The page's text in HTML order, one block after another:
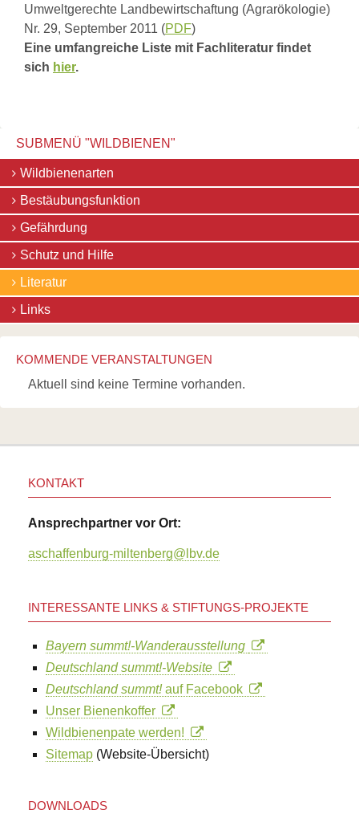
Umweltgerechte Landbewirtschaftung (Agrarökologie)
Nr. 29, September 2011 (PDF)
Eine umfangreiche Liste mit Fachliteratur findet
sich hier.
SUBMENÜ "WILDBIENEN"
Navigation
überspringen
Wildbienenarten
Bestäubungsfunktion
Gefährdung
Schutz und Hilfe
Literatur
Links
KOMMENDE VERANSTALTUNGEN
Aktuell sind keine Termine vorhanden.
KONTAKT
Ansprechpartner vor Ort:
aschaffenburg-miltenberg@lbv.de
INTERESSANTE LINKS & STIFTUNGS-PROJEKTE
Bayern summt!-Wanderausstellung
Deutschland summt!-Website
Deutschland summt!auf Facebook
Unser Bienenkoffer
Wildbienenpate werden!
Sitemap (Website-Übersicht)
DOWNLOADS